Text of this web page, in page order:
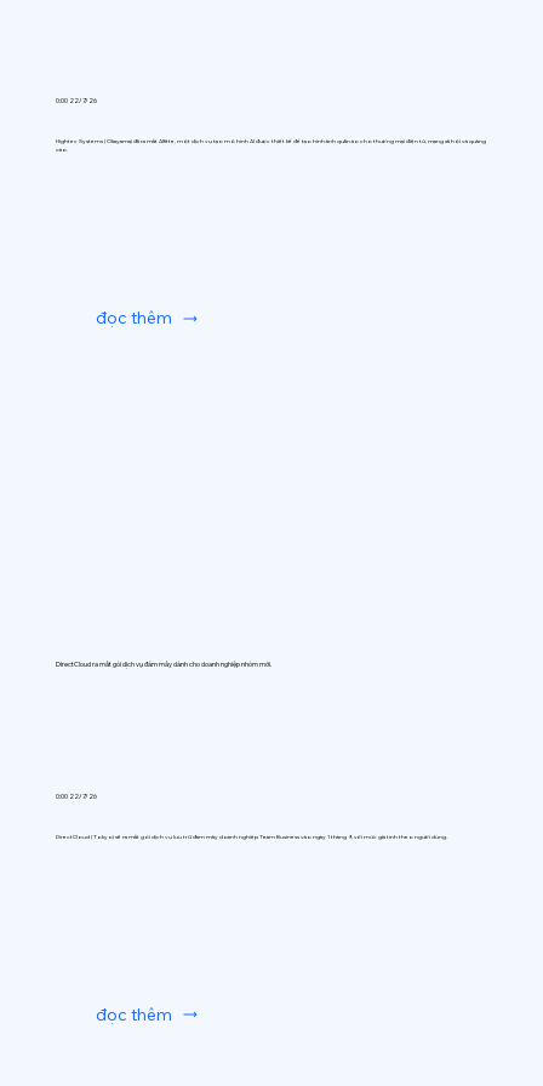
0:00 22/7/26
Hightec Systems (Okayama) đã ra mắt AIfitte, một dịch vụ tạo mô hình AI được thiết kế để tạo hình ảnh quần áo cho thương mại điện tử, mạng xã hội và quảng
cáo.
đọc thêm
DirectCloud ra mắt gói dịch vụ đám mây dành cho doanh nghiệp nhóm mới.
0:00 22/7/26
DirectCloud (Tokyo) sẽ ra mắt gói dịch vụ lưu trữ đám mây doanh nghiệp Team Business vào ngày 1 tháng 9, với mức giá tính theo người dùng.
đọc thêm